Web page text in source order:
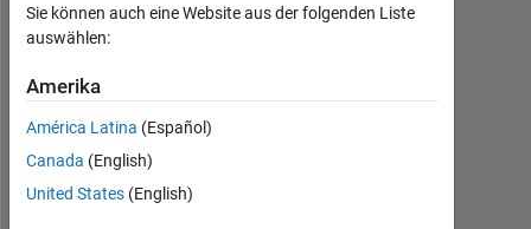
Last
seen:
als 5
Jahre
Aktiv
Sie können auch eine Website aus der folgenden Liste
auswählen:
Amerika
América Latina (Español)
Canada (English)
United States (English)